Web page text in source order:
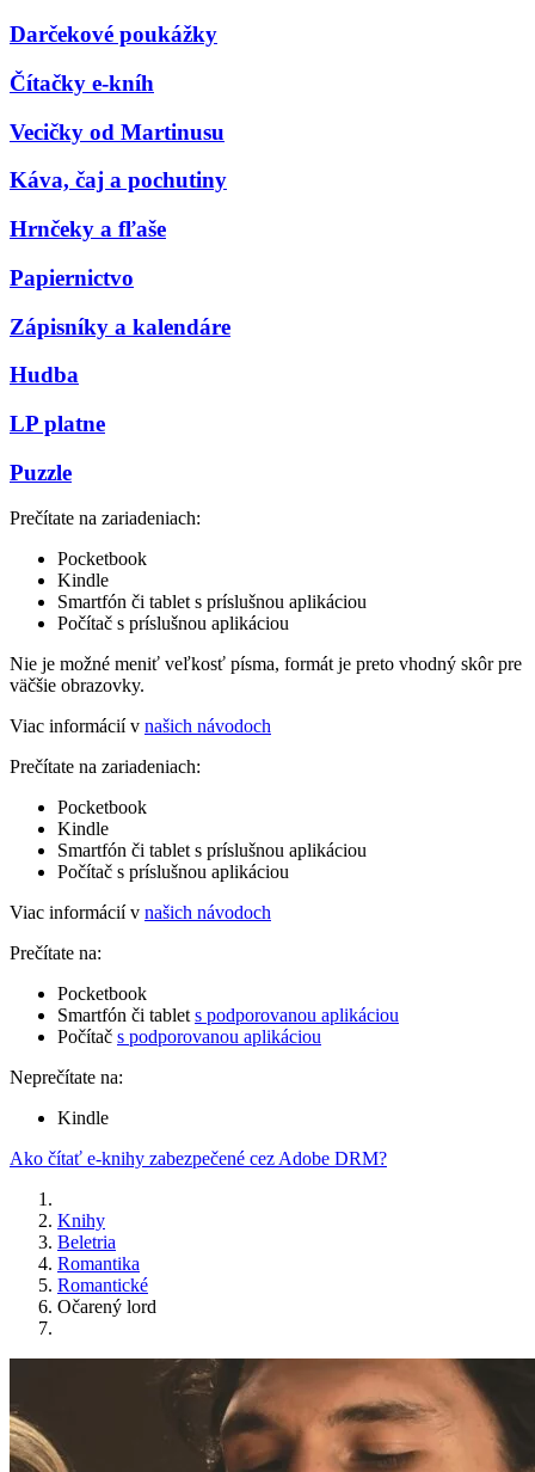
Darčekové poukážky
Čítačky e-kníh
Vecičky od Martinusu
Káva, čaj a pochutiny
Hrnčeky a fľaše
Papiernictvo
Zápisníky a kalendáre
Hudba
LP platne
Puzzle
Prečítate na zariadeniach:
Pocketbook
Kindle
Smartfón či tablet s príslušnou aplikáciou
Počítač s príslušnou aplikáciou
Nie je možné meniť veľkosť písma, formát je preto vhodný skôr pre
väčšie obrazovky.
Viac informácií v našich návodoch
Prečítate na zariadeniach:
Pocketbook
Kindle
Smartfón či tablet s príslušnou aplikáciou
Počítač s príslušnou aplikáciou
Viac informácií v našich návodoch
Prečítate na:
Pocketbook
Smartfón či tablet s podporovanou aplikáciou
Počítač s podporovanou aplikáciou
Neprečítate na:
Kindle
Ako čítať e-knihy zabezpečené cez Adobe DRM?
Knihy
Beletria
Romantika
Romantické
Očarený lord